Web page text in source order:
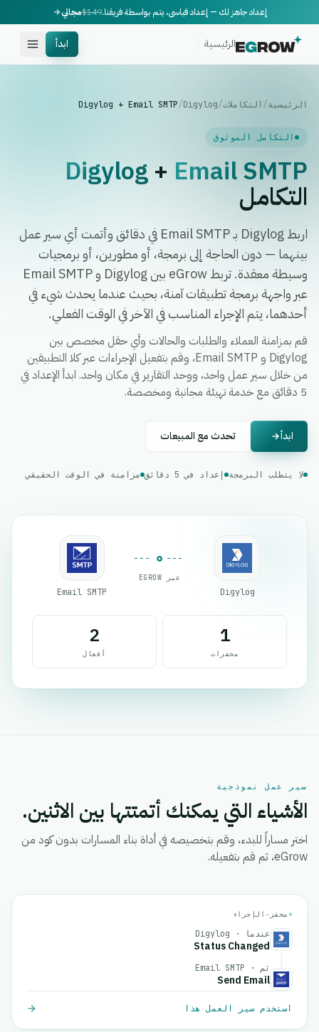
إعداد جاهز لك — إعداد قياسي، يتم بواسطة فريقنا.$149مجاني
الرئيسية ابدأ
الرئيسية/ التكاملات/
Digylog
/
Digylog + Email SMTP
التكامل الموثوق
Digylog+ Email SMTP
التكامل
اربط Digylog بـ Email SMTP في دقائق وأتمت أي سير عمل
بينهما — دون الحاجة إلى برمجة، أو مطورين، أو برمجيات
وسيطة معقدة. تربط eGrow بين Digylog و Email SMTP
عبر واجهة برمجة تطبيقات آمنة، بحيث عندما يحدث شيء في
أحدهما، يتم الإجراء المناسب في الآخر في الوقت الفعلي.
قم بمزامنة العملاء والطلبات والحالات وأي حقل مخصص بين
Digylog و Email SMTP، وقم بتفعيل الإجراءات عبر كلا التطبيقين
من خلال سير عمل واحد، ووحد التقارير في مكان واحد. ابدأ الإعداد في
5 دقائق مع خدمة تهيئة مجانية ومخصصة.
ابدأ تحدث مع المبيعات
لا يتطلب البرمجة إعداد في 5 دقائق مزامنة في الوقت الحقيقي
Digylog
عبر EGROW
Email SMTP
1
محفزات
2
أفعال
سير عمل نموذجية
الأشياء التي يمكنك أتمتتها بين الاثنين.
اختر مساراً للبدء، وقم بتخصيصه في أداة بناء المسارات بدون كود من
eGrow، ثم قم بتفعيله.
⚡ محفز →الإجراء
عندما · Digylog
Status Changed
ثم · Email SMTP
Send Email
استخدم سير العمل هذا